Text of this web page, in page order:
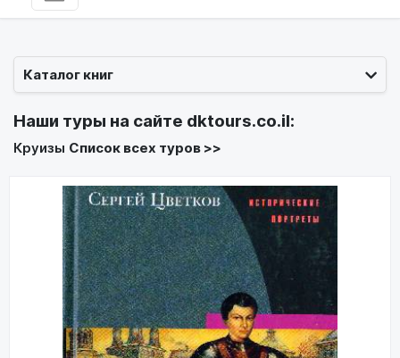
Каталог книг
Наши туры на сайте dktours.co.il:
Круизы Список всех туров >>